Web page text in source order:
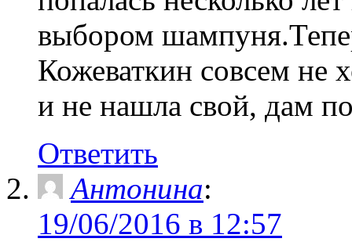
выбором
Кожеваткин совсем не
и не нашла свой, дам
Ответить
Антонина:
19/06/2016 в 12:57